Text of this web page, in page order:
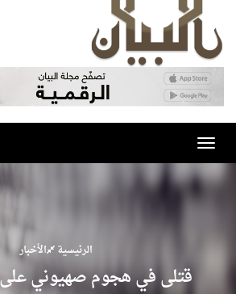
Toggle
navigation
الرئيسية الأخبار
قتلى في هجوم صهيوني